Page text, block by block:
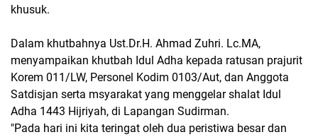
khusuk.
Dalam khutbahnya Ust.Dr.H. Ahmad Zuhri. Lc.MA,
menyampaikan khutbah Idul Adha kepada ratusan prajurit
Korem 011/LW, Personel Kodim 0103/Aut, dan Anggota
Satdisjan serta msyarakat yang menggelar shalat Idul
Adha 1443 Hijriyah, di Lapangan Sudirman.
"Pada hari ini kita teringat oleh dua peristiwa besar dan